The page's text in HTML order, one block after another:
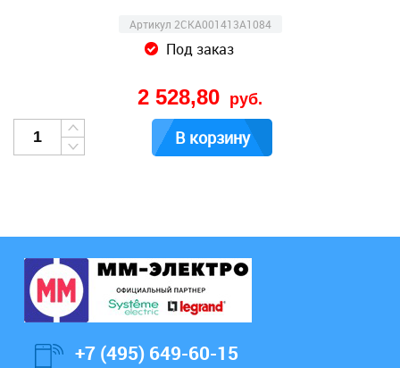
Артикул 2CKA001413A1084
Под заказ
2 528,80 руб.
В корзину
+7 (495) 649-60-15